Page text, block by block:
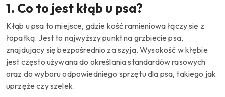
1. Co to jest kłąb u psa?
Kłąb u psa to miejsce, gdzie kość ramieniowa łączy się z
łopatką. Jest to najwyższy punkt na grzbiecie psa,
znajdujący się bezpośrednio za szyją. Wysokość w kłębie
jest często używana do określania standardów rasowych
oraz do wyboru odpowiedniego sprzętu dla psa, takiego jak
uprzęże czy szelek.